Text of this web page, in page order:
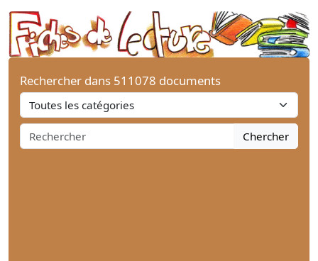
Rechercher dans 511078 documents
Chercher